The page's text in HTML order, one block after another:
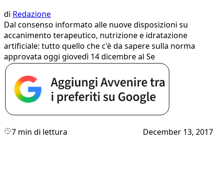
di Redazione
Dal consenso informato alle nuove disposizioni su
accanimento terapeutico, nutrizione e idratazione
artificiale: tutto quello che c'è da sapere sulla norma
approvata oggi giovedì 14 dicembre al Se
7 min di lettura December 13, 2017